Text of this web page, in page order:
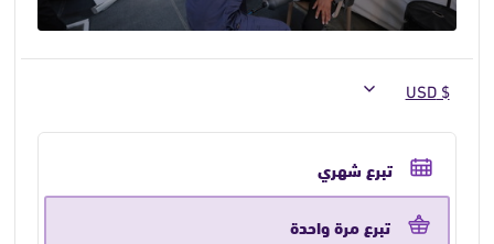
حدد
تكرار
التبرع
تبرع شهري
تبرع مرة واحدة